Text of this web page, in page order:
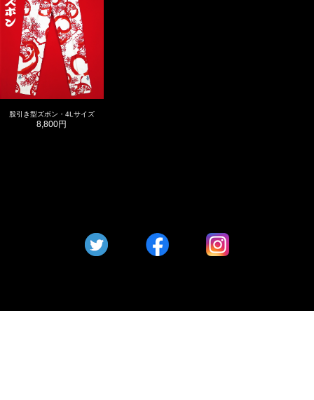
股引き型ズボン・4Lサイズ
8,800円